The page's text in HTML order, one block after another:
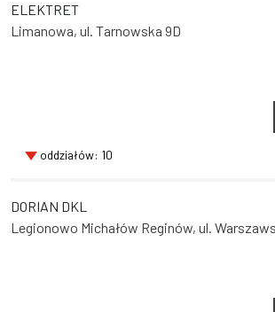
ELEKTRET
Limanowa, ul. Tarnowska 9D
oddziałów: 10
DORIAN DKL
Legionowo Michałów Reginów, ul.